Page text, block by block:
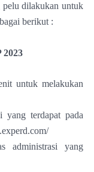
pelu dilakukan untuk
berikut :
2023
untuk melakukan
yang terdapat pada
administrasi yang